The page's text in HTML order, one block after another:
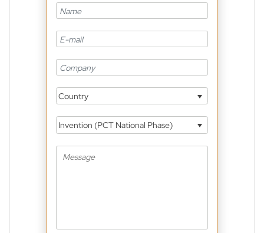
Country
Invention (PCT National Phase)